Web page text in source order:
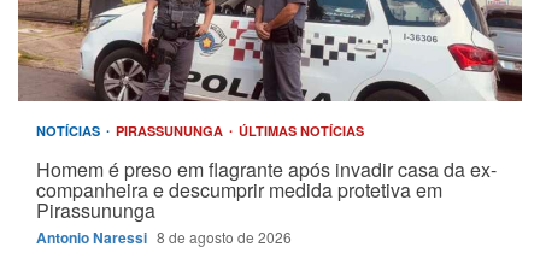
NOTÍCIAS PIRASSUNUNGA ÚLTIMAS NOTÍCIAS
Homem é preso em flagrante após invadir casa da ex-
companheira e descumprir medida protetiva em
Pirassununga
Antonio Naressi 8 de agosto de 2026